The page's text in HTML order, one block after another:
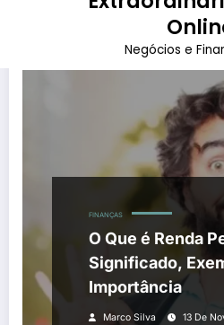
Negócios e
FINANÇAS
O Que é Renda
Significado,
Importância
Marco Silva 13 De